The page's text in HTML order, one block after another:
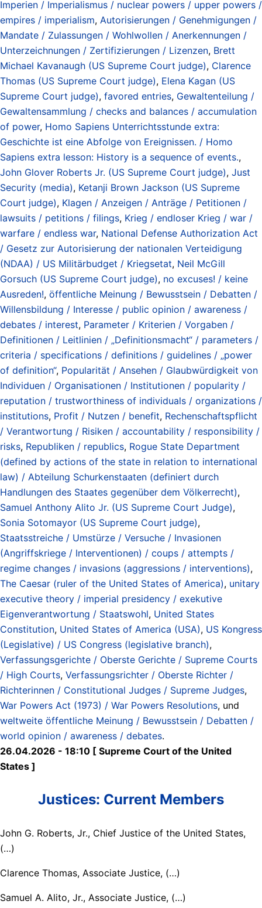
Imperien / Imperialismus / nuclear powers / upper powers /
empires / imperialism, Autorisierungen / Genehmigungen /
Mandate / Zulassungen / Wohlwollen / Anerkennungen /
Unterzeichnungen / Zertifizierungen / Lizenzen, Brett
Michael Kavanaugh (US Supreme Court judge), Clarence
Thomas (US Supreme Court judge), Elena Kagan (US
Supreme Court judge), favored entries, Gewaltenteilung /
Gewaltensammlung / checks and balances / accumulation
of power, Homo Sapiens Unterrichtsstunde extra:
Geschichte ist eine Abfolge von Ereignissen. / Homo
Sapiens extra lesson: History is a sequence of events.,
John Glover Roberts Jr. (US Supreme Court judge), Just
Security (media), Ketanji Brown Jackson (US Supreme
Court judge), Klagen / Anzeigen / Anträge / Petitionen /
lawsuits / petitions / filings, Krieg / endloser Krieg / war /
warfare / endless war, National Defense Authorization Act
/ Gesetz zur Autorisierung der nationalen Verteidigung
(NDAA) / US Militärbudget / Kriegsetat, Neil McGill
Gorsuch (US Supreme Court judge), no excuses! / keine
Ausreden!, öffentliche Meinung / Bewusstsein / Debatten /
Willensbildung / Interesse / public opinion / awareness /
debates / interest, Parameter / Kriterien / Vorgaben /
Definitionen / Leitlinien / „Definitionsmacht“ / parameters /
criteria / specifications / definitions / guidelines / „power
of definition“, Popularität / Ansehen / Glaubwürdigkeit von
Individuen / Organisationen / Institutionen / popularity /
reputation / trustworthiness of individuals / organizations /
institutions, Profit / Nutzen / benefit, Rechenschaftspflicht
/ Verantwortung / Risiken / accountability / responsibility /
risks, Republiken / republics, Rogue State Department
(defined by actions of the state in relation to international
law) / Abteilung Schurkenstaaten (definiert durch
Handlungen des Staates gegenüber dem Völkerrecht),
Samuel Anthony Alito Jr. (US Supreme Court Judge),
Sonia Sotomayor (US Supreme Court judge),
Staatsstreiche / Umstürze / Versuche / Invasionen
(Angriffskriege / Interventionen) / coups / attempts /
regime changes / invasions (aggressions / interventions),
The Caesar (ruler of the United States of America), unitary
executive theory / imperial presidency / exekutive
Eigenverantwortung / Staatswohl, United States
Constitution, United States of America (USA), US Kongress
(Legislative) / US Congress (legislative branch),
Verfassungsgerichte / Oberste Gerichte / Supreme Courts
/ High Courts, Verfassungsrichter / Oberste Richter /
Richterinnen / Constitutional Judges / Supreme Judges,
War Powers Act (1973) / War Powers Resolutions, und
weltweite öffentliche Meinung / Bewusstsein / Debatten /
world opinion / awareness / debates.
26.04.2026 - 18:10 [ Supreme Court of the United
States ]
Justices: Current Members
John G. Roberts, Jr., Chief Justice of the United States,
(…)
Clarence Thomas, Associate Justice, (…)
Samuel A. Alito, Jr., Associate Justice, (…)